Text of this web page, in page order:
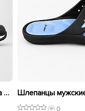
Кроссовки мужские кожаные на флисе 595604 Черные
0